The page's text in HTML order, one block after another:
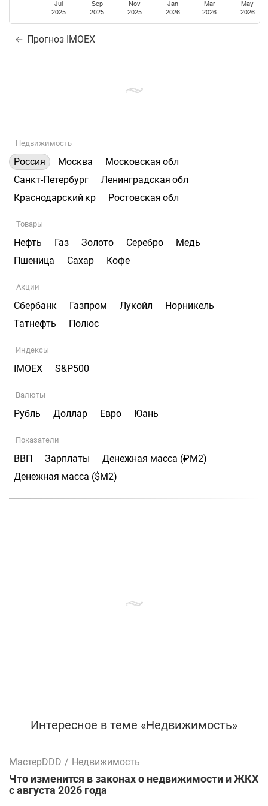
Jul
2025
Sep
2025
Nov
2025
Jan
2026
Mar
2026
May
2026
Прогноз IMOEX
Недвижимость
Россия Москва
Московская обл
Санкт-Петербург
Ленинградская обл
Краснодарский кр
Ростовская обл
Товары
Нефть Газ Золото Серебро
Медь
Пшеница
Сахар Кофе
Акции
Сбербанк Газпром Лукойл
Норникель
Татнефть
Полюс
Индексы
IMOEX S&P500
Валюты
Рубль Доллар Евро Юань
Показатели
ВВП Зарплаты
Денежная масса (₽М2)
Денежная масса ($М2)
Интересное в теме «Недвижимость»
МастерDDD / Недвижимость
Что изменится в законах о недвижимости и ЖКХ
с августа 2026 года